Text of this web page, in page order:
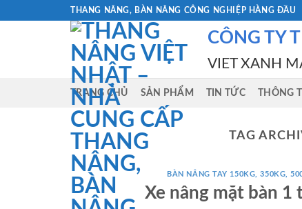
THANG NÂNG, BÀN NÂNG CÔNG NGHIỆP HÀNG ĐẦU
CÔNG TY
VIET XANH
TRANG CHỦ SẢN PHẨM TIN TỨC THÔNG
TAG
BÀN NÂNG TAY 150KG, 350KG,
Xe nâng mặt bàn 1